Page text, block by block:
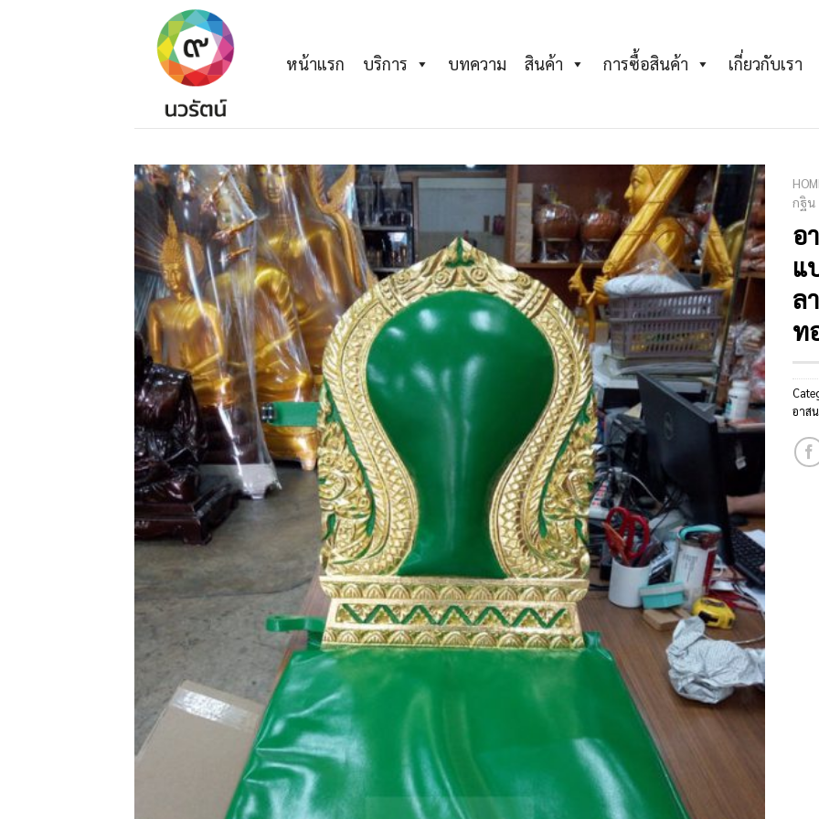
หน้าแรก บริการ บทความ สินค้า การซื้อสินค้า เกี่ยวกับเรา
Add to
Wishlist
กฐิน
อ
แ
ล
ท
อาส